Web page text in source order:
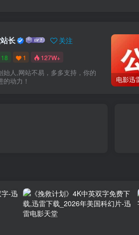
长 关注
18 1 127W+
始人,网站不易，多多支持，你的
动力！